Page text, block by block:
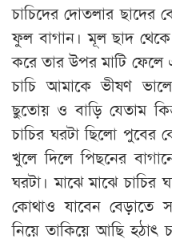
চাচিদের দোতলার
ফুল বাগান। মূল ছাদ
করে তার উপর মাটি ফেলে
চাচি আমাকে ভীষণ
ছুতোয় ও বাড়ি যেতাম
চাচির ঘরটা ছিলো পুবের
খুলে দিলে পিছনের
ঘরটা। মাঝে মাঝে চাচির
কোথাও যাবেন বেড়াতে
নিয়ে তাকিয়ে আছি হঠাৎ